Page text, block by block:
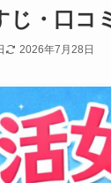
・口コ
2026年7月28日